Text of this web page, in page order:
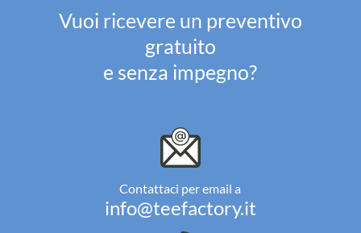
Vuoi ricevere un preventivo
gratuito
e senza impegno?
Contattaci per email a
info@teefactory.it